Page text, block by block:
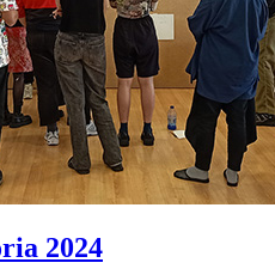
2024